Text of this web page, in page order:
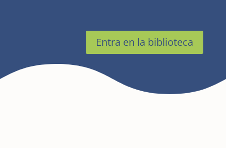
Entra en la biblioteca